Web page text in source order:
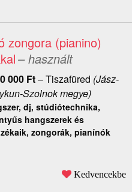
zongora (pianino)
– használt
000 Ft–Tiszafüred (Jász-
Szolnok megye)
dj, stúdiótechnika,
hangszerek és
zongorák, pianínók
Kedvencekbe